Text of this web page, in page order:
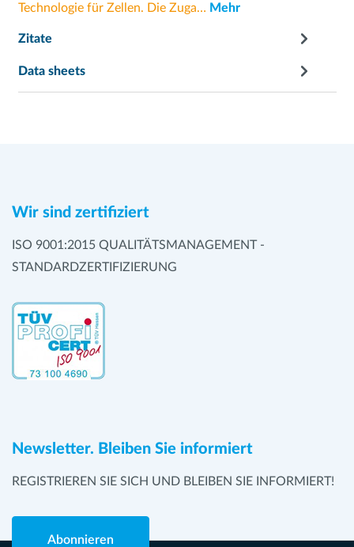
Technologie für Zellen. Die Zuga… Mehr
Zitate
Data sheets
Wir sind zertifiziert
ISO 9001:2015 QUALITÄTSMANAGEMENT -
STANDARDZERTIFIZIERUNG
Newsletter. Bleiben Sie informiert
REGISTRIEREN SIE SICH UND BLEIBEN SIE INFORMIERT!
Abonnieren